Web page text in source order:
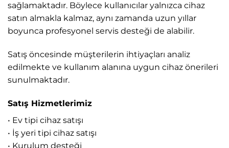
sağlamaktadır. Böylece kullanıcılar yalnızca cihaz
satın almakla kalmaz, aynı zamanda uzun yıllar
boyunca profesyonel servis desteği de alabilir.
Satış öncesinde müşterilerin ihtiyaçları analiz
edilmekte ve kullanım alanına uygun cihaz önerileri
sunulmaktadır.
Satış Hizmetlerimiz
• Ev tipi cihaz satışı
• İş yeri tipi cihaz satışı
• Kurulum desteği